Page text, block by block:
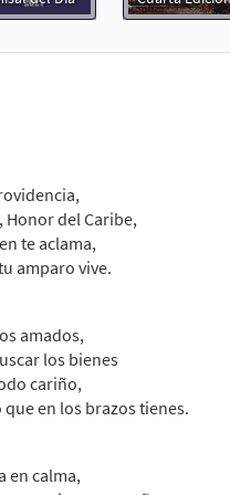
edición
Providencia [Choral -
DIGITAL
Honor del Caribe,
te aclama,
amparo vive.
amados,
los bienes
cariño,
en los brazos tienes.
en calma,